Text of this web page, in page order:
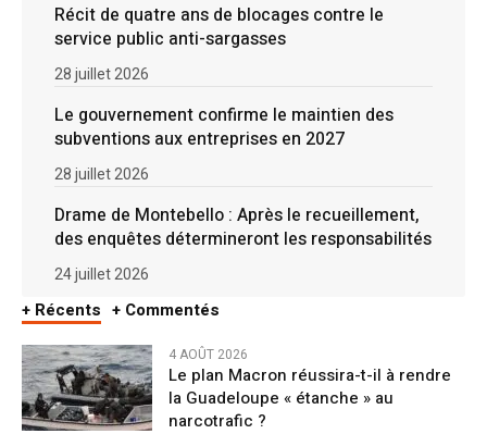
Récit de quatre ans de blocages contre le
service public anti-sargasses
28 juillet 2026
Le gouvernement confirme le maintien des
subventions aux entreprises en 2027
28 juillet 2026
Drame de Montebello : Après le recueillement,
des enquêtes détermineront les responsabilités
24 juillet 2026
+ Récents + Commentés
4 AOÛT 2026
Le plan Macron réussira-t-il à rendre
la Guadeloupe « étanche » au
narcotrafic ?